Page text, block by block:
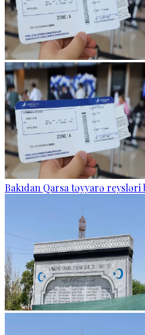
Bakıdan Qarsa təyyarə reysləri